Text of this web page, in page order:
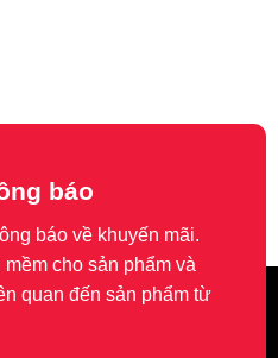
báo
báo về khuyến mãi.
cho sản phẩm và
quan đến sản phẩm từ